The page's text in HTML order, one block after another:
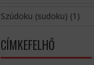
Szúdoku (sudoku) (1)
CÍMKEFELHŐ